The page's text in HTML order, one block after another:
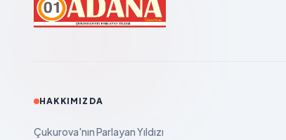
HAKKIMIZDA
Çukurova'nın Parlayan Yıldızı